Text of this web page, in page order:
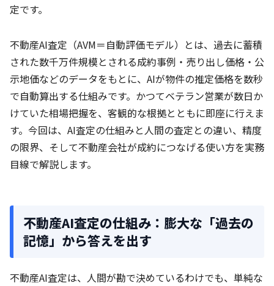
定です。
不動産AI査定（AVM＝自動評価モデル）とは、過去に蓄積
された数千万件規模とされる成約事例・売り出し価格・公
示地価などのデータをもとに、AIが物件の推定価格を数秒
で自動算出する仕組みです。かつてベテラン営業が数日か
けていた相場把握を、客観的な根拠とともに即座に行えま
す。今回は、AI査定の仕組みと人間の査定との違い、精度
の限界、そして不動産会社が成約につなげる使い方を実務
目線で解説します。
不動産AI査定の仕組み：膨大な「過去の
記憶」から答えを出す
不動産AI査定は、人間が勘で決めているわけでも、単純な